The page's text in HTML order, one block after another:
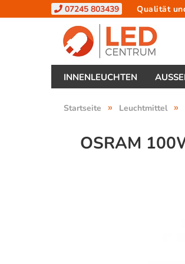
07245 803439 Qualität
INNENLEUCHTEN
Startseite » Leuchtmittel »
OSRAM